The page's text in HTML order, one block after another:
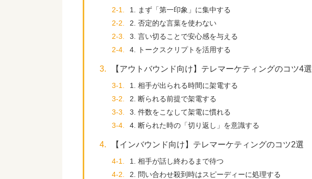
2-1.
1. まず「第一印象」に集中する
2-2.
2. 否定的な言葉を使わない
2-3.
3. 言い切ることで安心感を与える
2-4.
4. トークスクリプトを活用する
3. 【アウトバウンド向け】テレマーケティングのコツ4選
3-1.
1. 相手が出られる時間に架電する
3-2.
2. 断られる前提で架電する
3-3.
3. 件数をこなして架電に慣れる
3-4.
4. 断られた時の「切り返し」を意識する
4. 【インバウンド向け】テレマーケティングのコツ2選
4-1.
1. 相手が話し終わるまで待つ
4-2.
2. 問い合わせ殺到時はスピーディーに処理する